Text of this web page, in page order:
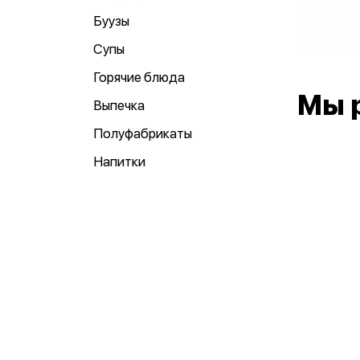
Буузы
Супы
Горячие блюда
Выпечка
Полуфабрикаты
Напитки
Мы